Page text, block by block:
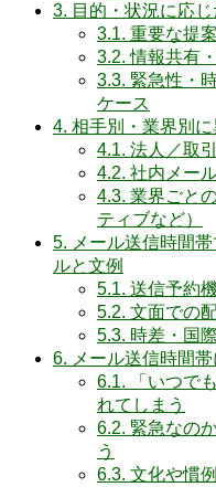
3. 目的・状況に応
3.1. 重要な提
3.2. 情報共有
3.3. 緊急性・
ケース
4. 相手別・業界別
4.1. 法人／取
4.2. 社内メー
4.3. 業界ごと
ティブなど）
5. メール送信時間
ルと文例
5.1. 送信予約
5.2. 文面での
5.3. 時差・国
6. メール送信時間
6.1. 「いつで
れてしまう
6.2. 緊急なの
う
6.3. 文化や慣